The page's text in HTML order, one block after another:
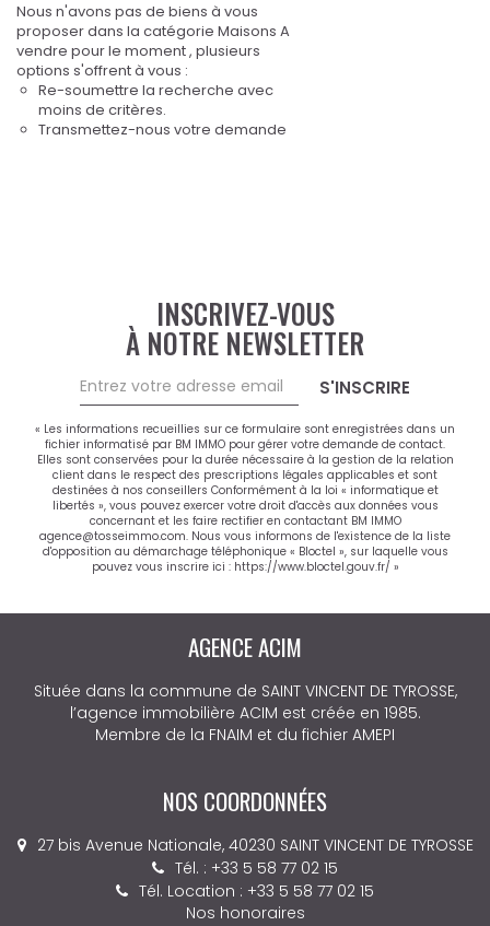
Nous n'avons pas de biens à vous
proposer dans la catégorie Maisons A
vendre pour le moment , plusieurs
options s'offrent à vous :
Re-soumettre la recherche avec
moins de critères.
Transmettez-nous votre demande
INSCRIVEZ-VOUS
À NOTRE NEWSLETTER
S'INSCRIRE
« Les informations recueillies sur ce formulaire sont enregistrées dans un
fichier informatisé par BM IMMO pour gérer votre demande de contact.
Elles sont conservées pour la durée nécessaire à la gestion de la relation
client dans le respect des prescriptions légales applicables et sont
destinées à nos conseillers Conformément à la loi « informatique et
libertés », vous pouvez exercer votre droit d'accès aux données vous
concernant et les faire rectifier en contactant BM IMMO
agence@tosseimmo.com. Nous vous informons de l'existence de la liste
d'opposition au démarchage téléphonique « Bloctel », sur laquelle vous
pouvez vous inscrire ici : https://www.bloctel.gouv.fr/ »
AGENCE ACIM
Située dans la commune de SAINT VINCENT DE TYROSSE,
l’agence immobilière ACIM est créée en 1985.
Membre de la FNAIM et du fichier AMEPI
NOS COORDONNÉES
27 bis Avenue Nationale, 40230 SAINT VINCENT DE TYROSSE
Tél. : +33 5 58 77 02 15
Tél. Location : +33 5 58 77 02 15
Nos honoraires